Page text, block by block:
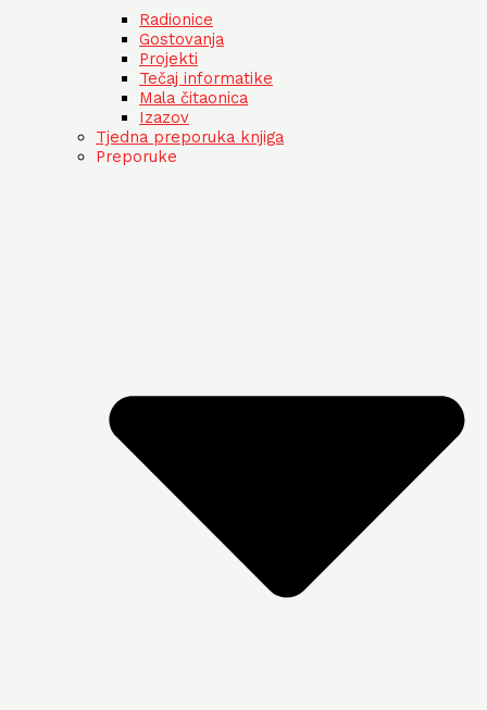
Radionice
Gostovanja
Projekti
Tečaj informatike
Mala čitaonica
Izazov
Tjedna preporuka knjiga
Preporuke